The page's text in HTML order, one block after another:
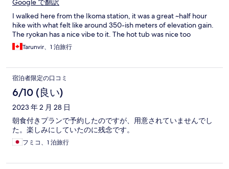
Google で翻訳
I walked here from the Ikoma station, it was a great ~half hour
hike with what felt like around 350-ish meters of elevation gain.
The ryokan has a nice vibe to it. The hot tub was nice too
Tarunvir、1 泊旅行
宿泊者限定の口コミ
6/10 (良い)
2023 年 2 月 28 日
朝食付きプランで予約したのですが、用意されていませんでし
た。楽しみにしていたのに残念です。
フミコ、1 泊旅行